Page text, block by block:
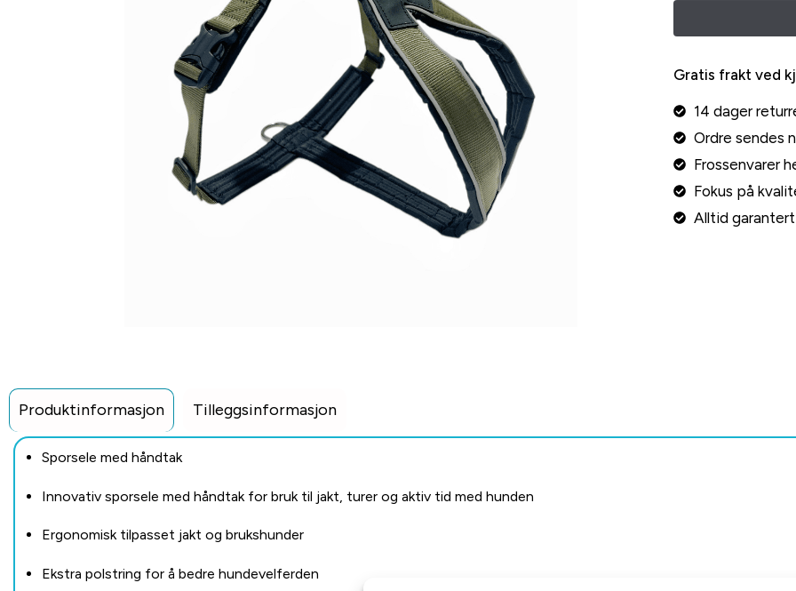
Gratis frakt ved
14 dager
Ordre sendes
Frossenvarer
Fokus på
Alltid
Produktinformasjon Tilleggsinformasjon
Sporsele med håndtak
Innovativ sporsele med håndtak for bruk til jakt, turer og aktiv tid med hunden
Ergonomisk tilpasset jakt og brukshunder
Ekstra polstring for å bedre hundevelferden